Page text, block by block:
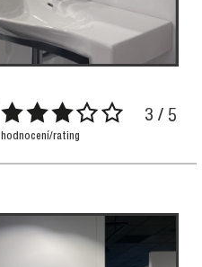
3 / 5
hodnocení/rating